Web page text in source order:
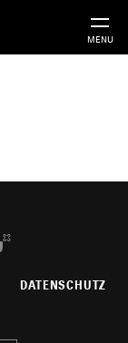
MENU
DATENSCHUTZ